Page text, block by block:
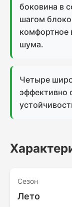
боковина в
шагом
комфортное
шума.
Четыре
эффективно
Сезон
Лето